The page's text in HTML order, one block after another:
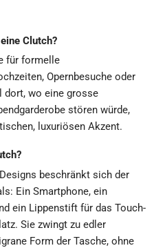
Clutch?
für formelle
Opernbesuche oder
dort, wo eine grosse
stören würde,
luxuriösen Akzent.
beschränkt sich der
Ein Smartphone, ein
ein Lippenstift für das Touch-
Sie zwingt zu edler
Form der Tasche, ohne